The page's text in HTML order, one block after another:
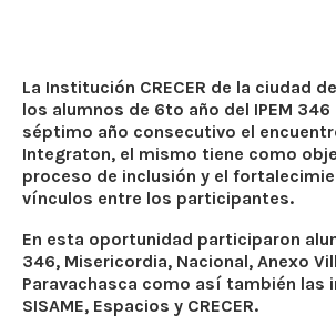
La Institución CRECER de la ciudad
los alumnos de 6to año del IPEM
séptimo año consecutivo el
Integraton, el mismo tiene como
proceso de inclusión y el
vínculos entre los participantes.
En esta oportunidad participaron
346, Misericordia, Nacional, Anexo
Paravachasca como así también las
SISAME, Espacios y CRECER.